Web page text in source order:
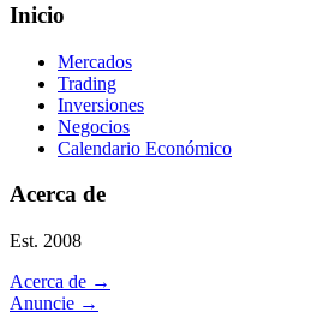
Inicio
Mercados
Trading
Inversiones
Negocios
Calendario Económico
Acerca de
Est. 2008
Acerca de →
Anuncie →